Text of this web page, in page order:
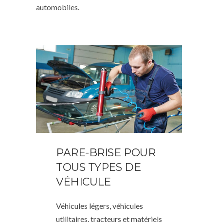
automobiles.
PARE-BRISE POUR
TOUS TYPES DE
VÉHICULE
Véhicules légers, véhicules
utilitaires, tracteurs et matériels